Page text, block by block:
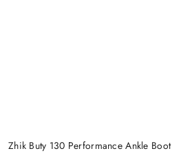
Zhik Buty 130 Performance Ankle Boot